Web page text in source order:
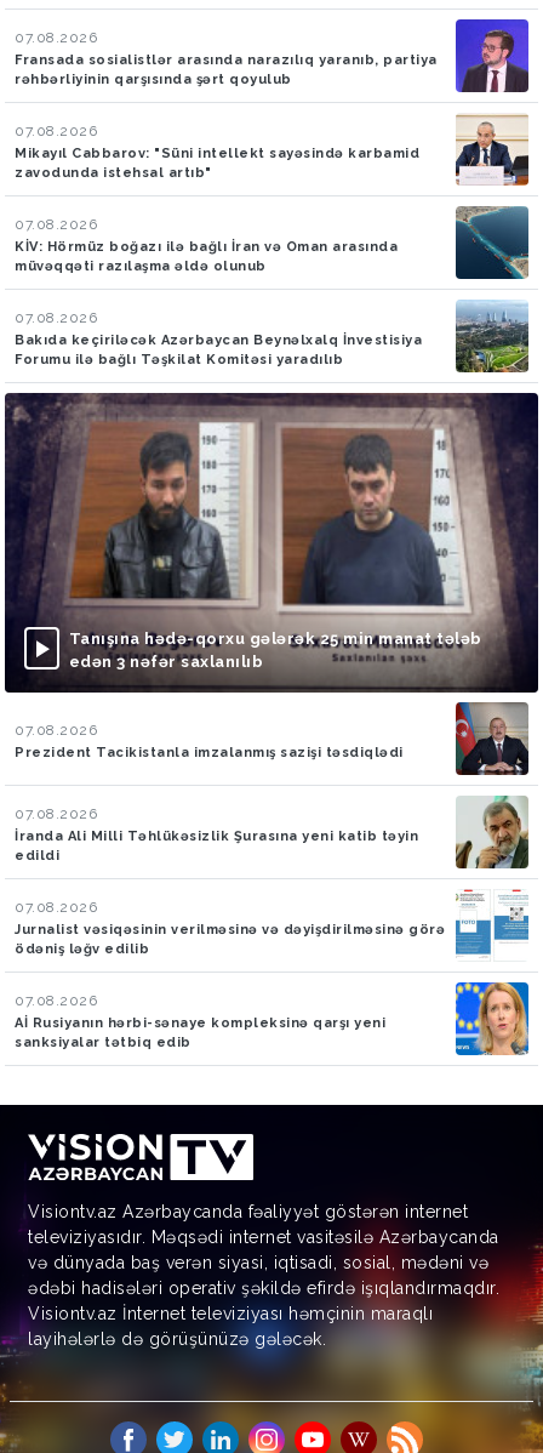
07.08.2026
Fransada sosialistlər arasında narazılıq yaranıb, partiya
rəhbərliyinin qarşısında şərt qoyulub
07.08.2026
Mikayıl Cabbarov: "Süni intellekt sayəsində karbamid
zavodunda istehsal artıb"
07.08.2026
KİV: Hörmüz boğazı ilə bağlı İran və Oman arasında
müvəqqəti razılaşma əldə olunub
07.08.2026
Bakıda keçiriləcək Azərbaycan Beynəlxalq İnvestisiya
Forumu ilə bağlı Təşkilat Komitəsi yaradılıb
Tanışına hədə-qorxu gələrək 25 min manat tələb
edən 3 nəfər saxlanılıb
07.08.2026
Prezident Tacikistanla imzalanmış sazişi təsdiqlədi
07.08.2026
İranda Ali Milli Təhlükəsizlik Şurasına yeni katib təyin
edildi
07.08.2026
Jurnalist vəsiqəsinin verilməsinə və dəyişdirilməsinə görə
ödəniş ləğv edilib
07.08.2026
Aİ Rusiyanın hərbi-sənaye kompleksinə qarşı yeni
sanksiyalar tətbiq edib
Visiontv.az Azərbaycanda fəaliyyət göstərən internet
televiziyasıdır. Məqsədi internet vasitəsilə Azərbaycanda
və dünyada baş verən siyasi, iqtisadi, sosial, mədəni və
ədəbi hadisələri operativ şəkildə efirdə işıqlandırmaqdır.
Visiontv.az İnternet televiziyası həmçinin maraqlı
layihələrlə də görüşünüzə gələcək.